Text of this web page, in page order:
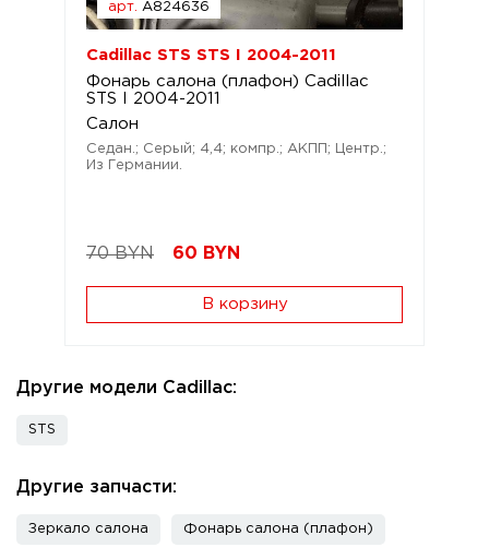
арт. A824636
Cadillac STS STS I 2004-2011
Фонарь салона (плафон) Cadillac
STS I 2004-2011
Салон
Седан.; Серый; 4,4; компр.; АКПП; Центр.;
Из Германии.
70 BYN 60 BYN
В корзину
Другие модели Cadillac:
STS
Другие запчасти:
Зеркало салона Фонарь салона (плафон)